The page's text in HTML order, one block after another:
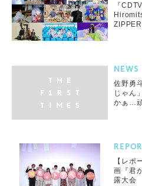
『
NEWS
佐野勇
じゃん
かぁ…
【レポ
画『君
露大会